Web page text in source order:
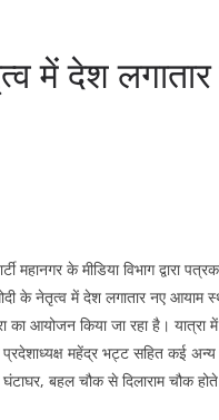
में देश
के मीडिया विभाग द्वारा
के नेतृत्व में देश लगातार नए आयाम
आयोजन किया जा रहा है। यात्रा
प्रदेशाध्यक्ष महेंद्र भट्ट सहित कई
बहल चौक से दिलाराम चौक